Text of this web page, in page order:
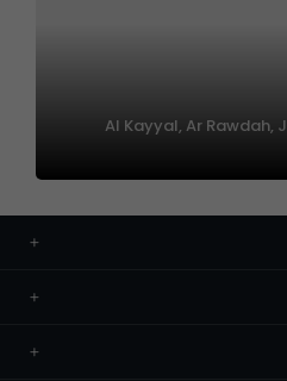
3127 Al Kayyal, Ar